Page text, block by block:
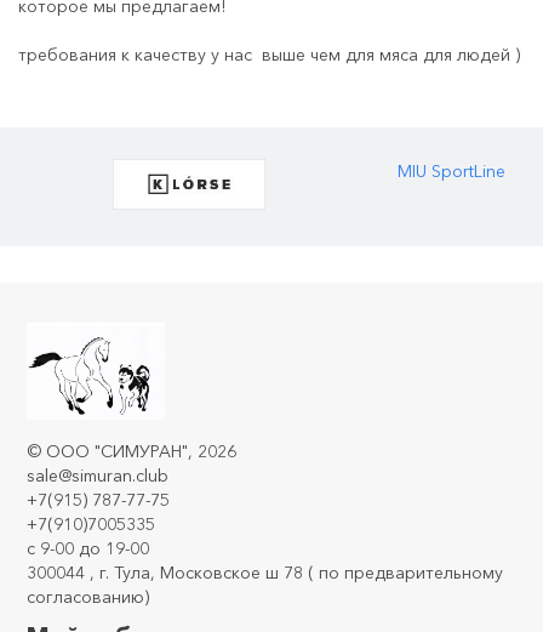
которое мы предлагаем!
требования к качеству у нас выше чем для мяса для людей )
MIU SportLine
© ООО "СИМУРАН", 2026
sale@simuran.club
+7(915) 787-77-75
+7(910)7005335
c 9-00 до 19-00
300044 , г. Тула, Московское ш 78 ( по предварительному
согласованию)